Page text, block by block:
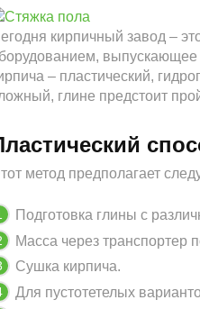
кирпичный завод –
выпускающее
– пластический,
глине предстоит
метод предполагает
Подготовка глины с
Масса через транспортер
Сушка кирпича.
Для пустотетелых